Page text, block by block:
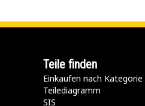
Teile finden
Einkaufen nach Kategorie
Teilediagramm
SIS